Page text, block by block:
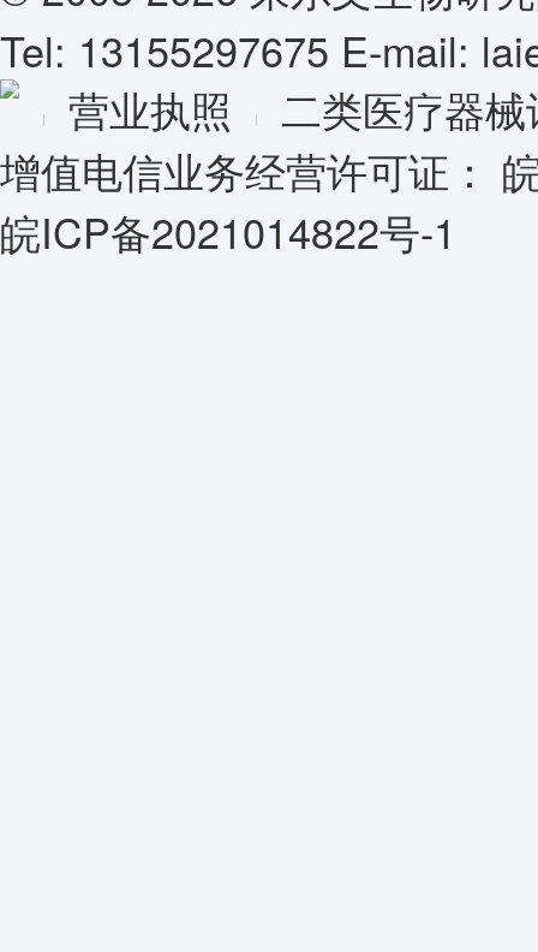
Tel: 13155297675 E-mail:
营业执照
二类医疗器
增值电信业务经营许可证：
皖ICP备2021014822号-1